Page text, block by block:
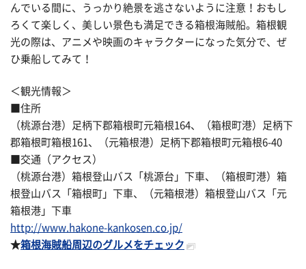
んでいる間に、うっかり絶景を逃さないように注意！おもし
ろくて楽しく、美しい景色も満足できる箱根海賊船。箱根観
光の際は、アニメや映画のキャラクターになった気分で、ぜ
ひ乗船してみて！
＜観光情報＞
■住所
（桃源台港）足柄下郡箱根町元箱根164、（箱根町港）足柄下
郡箱根町箱根161、（元箱根港）足柄下郡箱根町元箱根6-40
■交通（アクセス）
（桃源台港）箱根登山バス「桃源台」下車、（箱根町港）箱
根登山バス「箱根町」下車、（元箱根港）箱根登山バス「元
箱根港」下車
http://www.hakone-kankosen.co.jp/
★箱根海賊船周辺のグルメをチェック